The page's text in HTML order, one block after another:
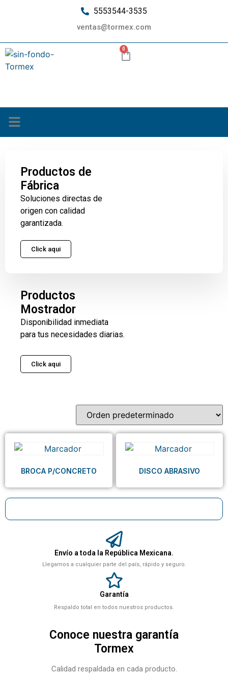
5553544-3535
ventas@tormex.com
0
Envío a toda la República Mexicana.
Llegamos a cualquier parte del país, rápido y seguro.
Garantía
Respaldo total en todos nuestros productos.
Conoce nuestra garantía
Tormex
Calidad respaldada en cada producto.
Productos de
Fábrica
Soluciones directas de
origen con calidad
garantizada.
Click aqui
Productos
Mostrador
Disponibilidad inmediata
para tus necesidades diarias.
Click aqui
BROCA P/CONCRETO DISCO ABRASIVO